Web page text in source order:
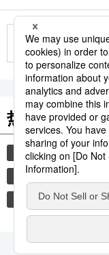
热门关键词
国际 时事社新
经营 基尼系数
社会福利 老龄